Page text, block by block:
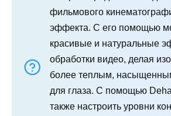
фильмового
эффекта. С его помощью
красивые и натуральные
обработки видео, делая
более теплым,
для глаза. С помощью
также настроить уровни